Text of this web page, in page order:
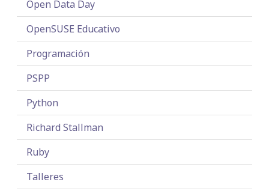
Open Data Day
OpenSUSE Educativo
Programación
PSPP
Python
Richard Stallman
Ruby
Talleres